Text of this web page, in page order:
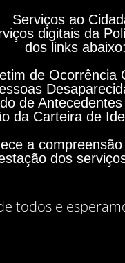
Serviços ao
digitais da
dos links abaixo:
de Ocorrência
de
da Carteira de
a
dos
todos e